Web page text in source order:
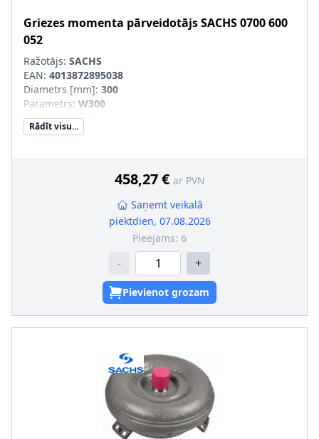
Griezes momenta pārveidotājsSACHS0700 600
052
Ražotājs: SACHS
EAN: 4013872895038
Diametrs [mm]: 300
Parametrs: W300
Aizvietojamā daļa
SVHC:Informācija nav pieejama, lūdzu, griezieties pie
Rādīt visu...
458,27 € ar PVN
Saņemt veikalā
piektdien, 07.08.2026
Pieejams: 6
- +
Pievienot grozam